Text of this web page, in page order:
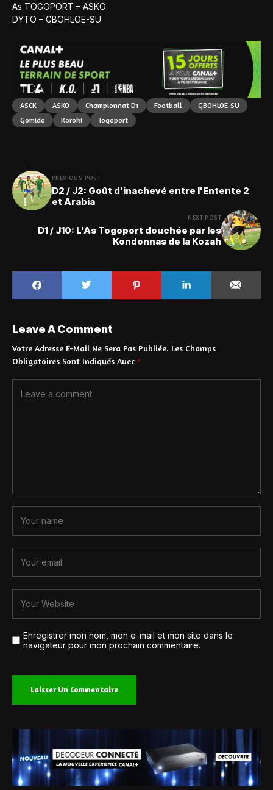
As TOGOPORT – ASKO
DYTO – GBOHLOE-SU
ASCK ASKO Championnat D1 Football
GBOHLOE-SU
Gomido
Koroki Togoport
PREVIOUS POST
D2 / J2: Goût d'inachevé entre l'Entente 2
et Arabia
NEXT POST
D1 / J10: L'As Togoport douchée par les
Kondonnas de la Kozah
Leave A Comment
Votre Adresse E-Mail Ne Sera Pas Publiée. Les Champs
Obligatoires Sont Indiqués Avec *
Enregistrer mon nom, mon e-mail et mon site dans le
navigateur pour mon prochain commentaire.